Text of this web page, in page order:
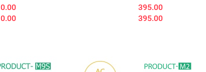
395.00
395.00